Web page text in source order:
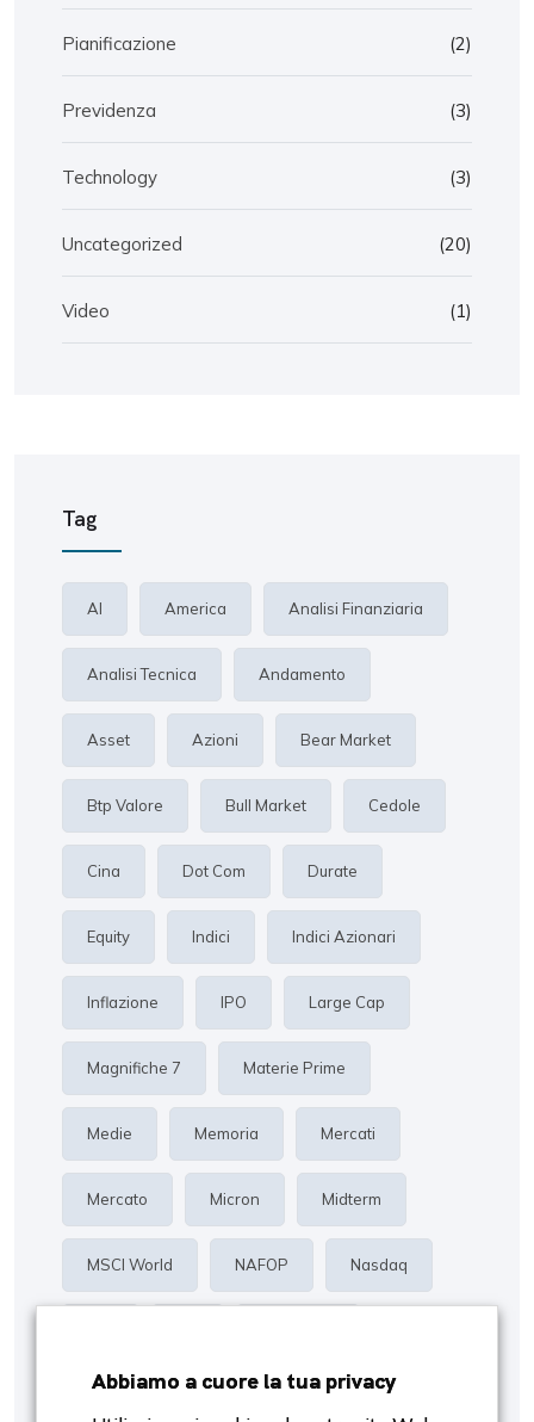
Pianificazione (2)
Previdenza (3)
Technology (3)
Uncategorized (20)
Video (1)
Tag
AI America Analisi Finanziaria
Analisi Tecnica Andamento
Asset Azioni Bear Market
Btp Valore Bull Market Cedole
Cina Dot Com Durate
Equity Indici Indici Azionari
Inflazione IPO Large Cap
Magnifiche 7 Materie Prime
Medie Memoria Mercati
Mercato Micron Midterm
MSCI World NAFOP Nasdaq
Risk Management
Abbiamo a cuore la tua privacy